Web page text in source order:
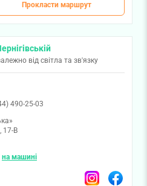
Прокласти маршрут
від світла та зв'язку
490-25-03
17-В
на машині
InstagramFacebook